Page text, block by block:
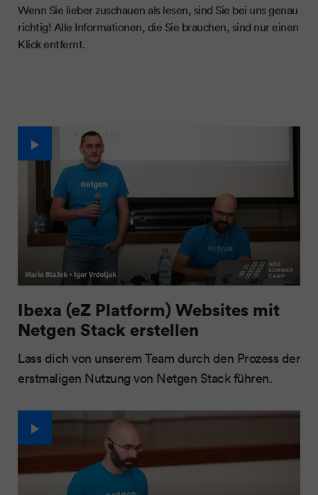
Wenn Sie lieber zuschauen als lesen, sind Sie bei uns genau
richtig! Alle Informationen, die Sie brauchen, sind nur einen
Klick entfernt.
Ibexa (eZ Platform) Websites mit
Netgen Stack erstellen
Lass dich von unserem Team durch den Prozess der
erstmaligen Nutzung von Netgen Stack führen.